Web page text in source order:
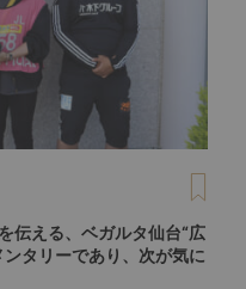
伝える、ベガルタ仙台“広
タリーであり、次が気に